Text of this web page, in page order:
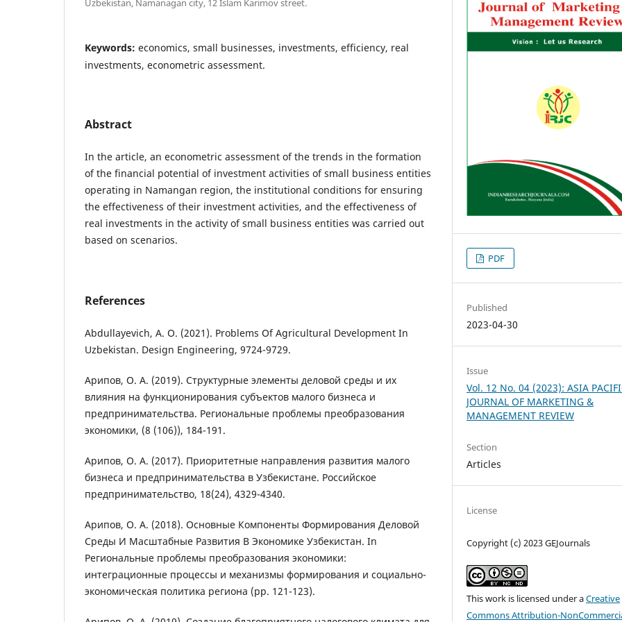
Uzbekistan, Namanagan city, 12 Islam Karimov street.
Keywords: economics, small businesses, investments, efficiency, real
investments, econometric assessment.
Abstract
In the article, an econometric assessment of the trends in the formation
of the financial potential of investment activities of small business entities
operating in Namangan region, the institutional conditions for ensuring
the effectiveness of their investment activities, and the effectiveness of
real investments in the activity of small business entities was carried out
based on scenarios.
References
Abdullayevich, A. O. (2021). Problems Of Agricultural Development In
Uzbekistan. Design Engineering, 9724-9729.
Арипов, О. А. (2019). Структурные элементы деловой среды и их
влияния на функционирования субъектов малого бизнеса и
предпринимательства. Региональные проблемы преобразования
экономики, (8 (106)), 184-191.
Арипов, О. А. (2017). Приоритетные направления развития малого
бизнеса и предпринимательства в Узбекистане. Российское
предпринимательство, 18(24), 4329-4340.
Арипов, О. А. (2018). Основные Компоненты Формирования Деловой
Среды И Масштабные Развития В Экономике Узбекистан. In
Региональные проблемы преобразования экономики:
интеграционные процессы и механизмы формирования и социально-
экономическая политика региона (pp. 121-123).
PDF
Published
2023-04-30
Issue
Vol. 12 No. 04 (2023): ASIA
JOURNAL OF MARKETING &
MANAGEMENT REVIEW
Section
Articles
License
Copyright (c) 2023 GEJournals
This work is licensed under aCreative
Commons Attribution-